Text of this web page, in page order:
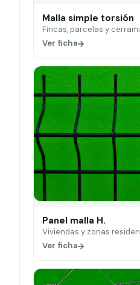
Malla simple torsión
Fincas, parcelas y
Ver ficha
Panel malla H.
Viviendas y zonas
Ver ficha